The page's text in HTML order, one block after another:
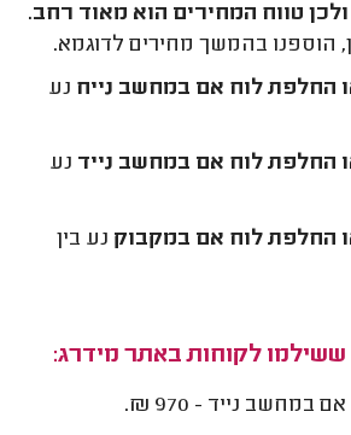
טווח המחירים הוא מאוד רחב.
הוספנו בהמשך מחירים לדוגמא.
החלפת לוח אם במחשב נייח נע
החלפת לוח אם במחשב נייד נע
החלפת לוח אם במקבוק נע בין
ששילמו לקוחות באתר מידרג:
במחשב נייד - 970 ₪.